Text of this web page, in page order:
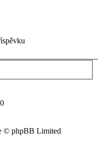
© phpBB Limited